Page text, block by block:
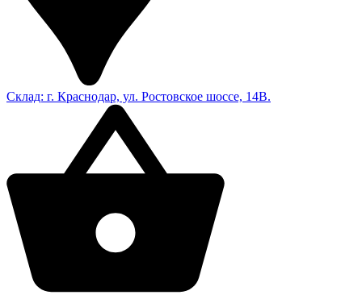
Склад: г. Краснодар, ул. Ростовское шоссе, 14В.